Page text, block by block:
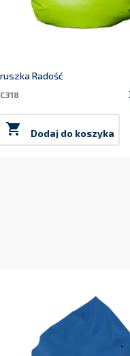
Radość
 Dodaj do koszyka